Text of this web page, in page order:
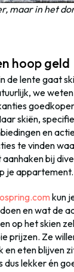
maar in het
hoop geld
de lente gaat
we
skiën,
en
te vinden
bij
je appartement.
kun
en wat de
op het skien
prijzen. Ze
eten blijven
dus lekker én